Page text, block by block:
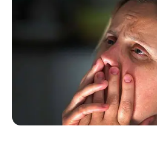
© 2025 EVIANEWS του